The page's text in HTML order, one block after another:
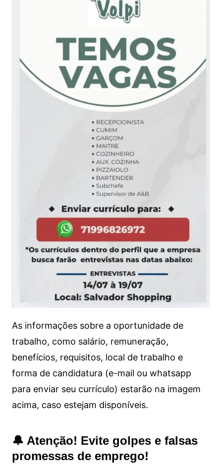
As informações sobre a oportunidade de
trabalho, como salário, remuneração,
benefícios, requisitos, local de trabalho e
forma de candidatura (e-mail ou whatsapp
para enviar seu currículo) estarão na imagem
acima, caso estejam disponíveis.
🔔 Atenção! Evite golpes e falsas
promessas de emprego!